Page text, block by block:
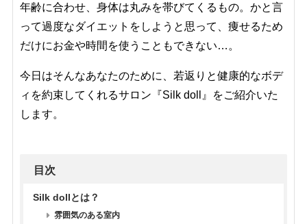
年齢に合わせ、身体は丸みを帯びてくるもの。かと言
って過度なダイエットをしようと思って、痩せるため
だけにお金や時間を使うこともできない…。
今日はそんなあなたのために、若返りと健康的なボデ
ィを約束してくれるサロン 『Silk doll』をご紹介いた
します。
目次
Silk dollとは？
雰囲気のある室内